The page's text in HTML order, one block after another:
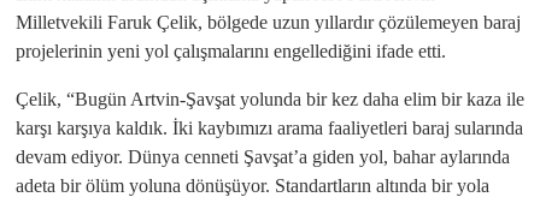
Milletvekili Faruk Çelik, bölgede uzun yıllardır çözülemeyen baraj
projelerinin yeni yol çalışmalarını engellediğini ifade etti.
Çelik, “Bugün Artvin-Şavşat yolunda bir kez daha elim bir kaza ile
karşı karşıya kaldık. İki kaybımızı arama faaliyetleri baraj sularında
devam ediyor. Dünya cenneti Şavşat’a giden yol, bahar aylarında
adeta bir ölüm yoluna dönüşüyor. Standartların altında bir yola